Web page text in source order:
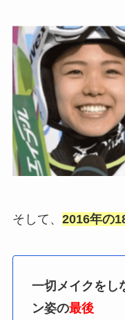
そして、 2016年の
一切メイクをし
ン姿の最後